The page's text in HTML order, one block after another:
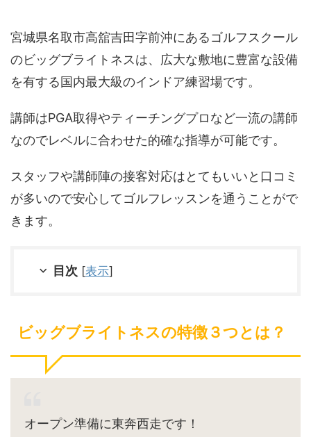
宮城県名取市高舘吉田字前沖にあるゴルフスクール
のビッグブライトネスは、広大な敷地に豊富な設備
を有する国内最大級のインドア練習場です。
講師はPGA取得やティーチングプロなど一流の講師
なのでレベルに合わせた的確な指導が可能です。
スタッフや講師陣の接客対応はとてもいいと口コミ
が多いので安心してゴルフレッスンを通うことがで
きます。
目次 [表示]
ビッグブライトネスの特徴３つとは？
オープン準備に東奔西走です！